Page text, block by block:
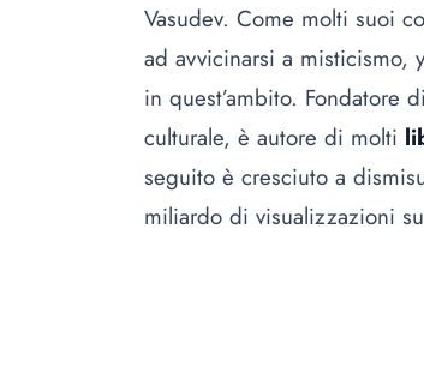
Vasudev. Come molti suoi
ad avvicinarsi a misticismo,
in quest’ambito. Fondatore di
culturale, è autore di molti
seguito è cresciuto a
miliardo di visualizzazioni